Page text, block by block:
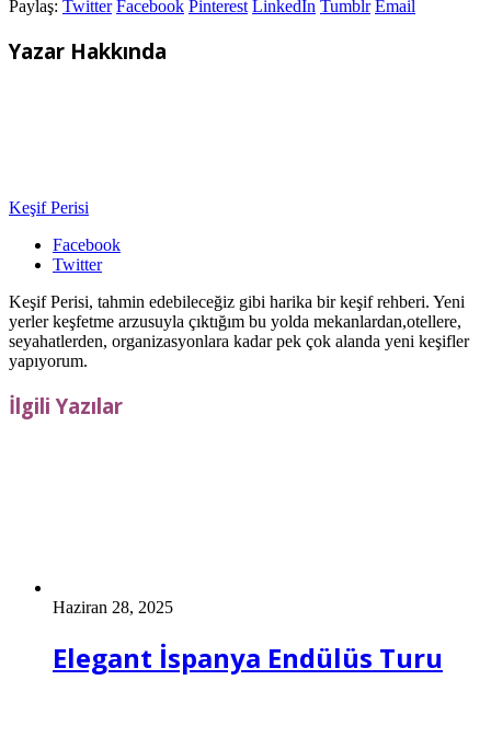
Paylaş: Twitter Facebook Pinterest LinkedIn Tumblr Email
Yazar Hakkında
Keşif Perisi
Facebook
Twitter
Keşif Perisi, tahmin edebileceğiz gibi harika bir keşif rehberi. Yeni
yerler keşfetme arzusuyla çıktığım bu yolda mekanlardan,otellere,
seyahatlerden, organizasyonlara kadar pek çok alanda yeni keşifler
yapıyorum.
İlgili Yazılar
Haziran 28, 2025
Elegant İspanya Endülüs Turu